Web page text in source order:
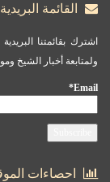
القائمة البريدية
اشترك بقائمتنا
ولمتابعة أخبار الشيخ
Email*
احصاءات